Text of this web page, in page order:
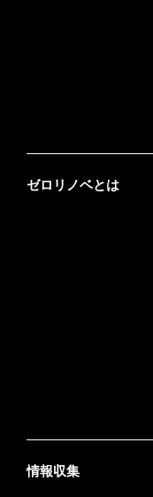
ゼロリノベとは
情報収集